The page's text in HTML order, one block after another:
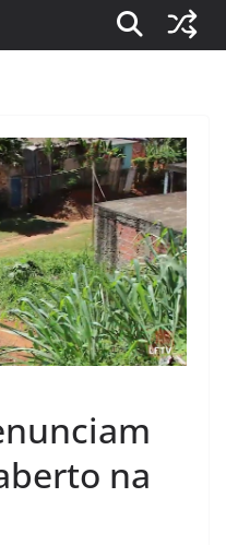
na